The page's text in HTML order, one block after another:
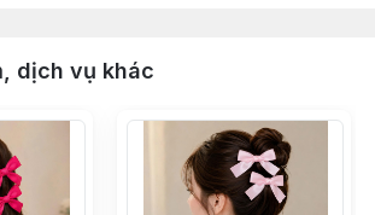
dịch vụ khác